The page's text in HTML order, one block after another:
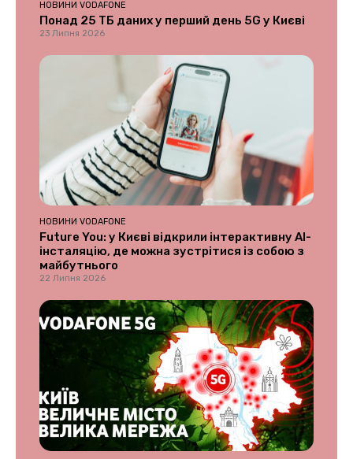
НОВИНИ VODAFONE
Понад 25 ТБ даних у перший день 5G у Києві
23 Липня 2026
НОВИНИ VODAFONE
Future You: у Києві відкрили інтерактивну AI-
інсталяцію, де можна зустрітися із собою з
майбутнього
22 Липня 2026